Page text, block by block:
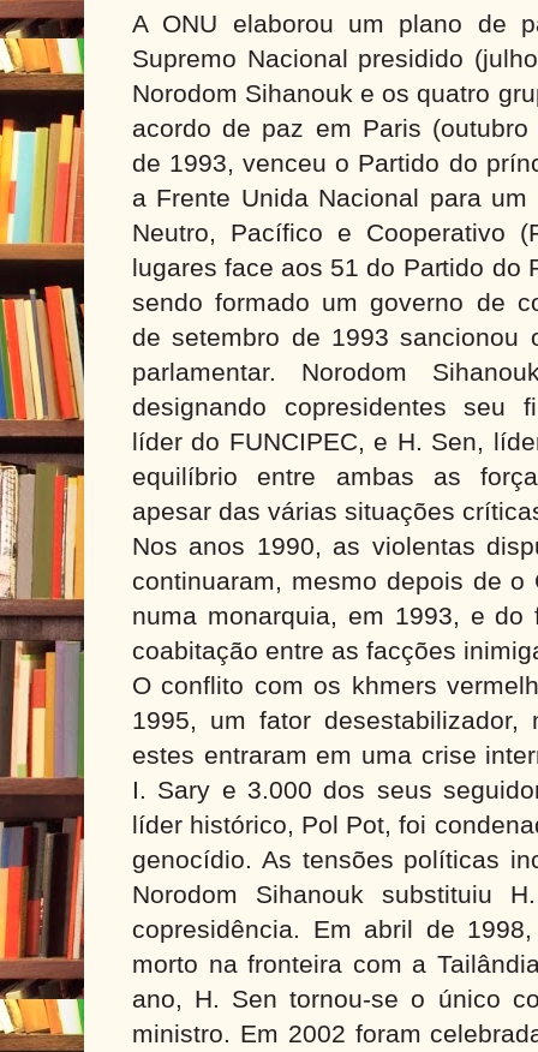
A ONU elaborou um plano de
Supremo Nacional presidido
Norodom Sihanouk e os quatro
acordo de paz em Paris
de 1993, venceu o Partido do
a Frente Unida Nacional para um
Neutro, Pacífico e Cooperativo
lugares face aos 51 do Partido do
sendo formado um governo de
de setembro de 1993 sancionou
parlamentar. Norodom
designando copresidentes seu
líder do FUNCIPEC, e H. Sen,
equilíbrio entre ambas as
apesar das várias situações
Nos anos 1990, as violentas
continuaram, mesmo depois de o
numa monarquia, em 1993, e do
coabitação entre as facções
O conflito com os khmers
1995, um fator
estes entraram em uma crise
I. Sary e 3.000 dos seus
líder histórico, Pol Pot, foi
genocídio. As tensões políticas
Norodom Sihanouk substituiu
copresidência. Em abril de
morto na fronteira com a
ano, H. Sen tornou-se o único
ministro. Em 2002 foram